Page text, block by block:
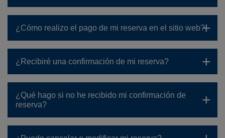
¿Cómo realizo el pago de mi reserva en el sitio web?
¿Recibiré una confirmación de mi reserva?
¿Qué hago si no he recibido mi confirmación de
reserva?